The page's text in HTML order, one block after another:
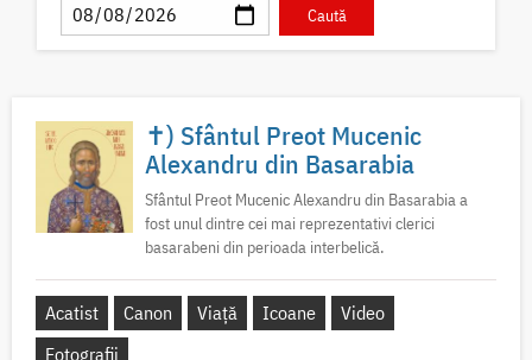
✝) Sfântul Preot Mucenic
Alexandru din Basarabia
Sfântul Preot Mucenic Alexandru din Basarabia a
fost unul dintre cei mai reprezentativi clerici
basarabeni din perioada interbelică.
Acatist Canon Viață Icoane
Video
Fotografii